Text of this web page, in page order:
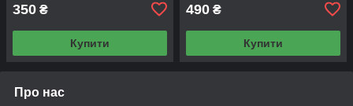
350 ₴
Купити
490 ₴
Купити
Про нас